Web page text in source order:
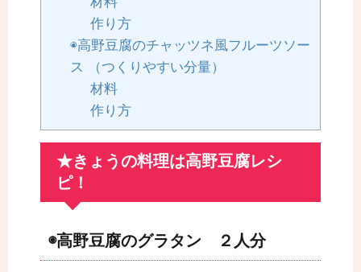
作り方
◉高野豆腐のチャッツネ風フルーツソー
ス （つくりやすい分量）
材料
作り方
★きょうの料理は高野豆腐レシ
ピ！
◉高野豆腐のグラタン ２人分